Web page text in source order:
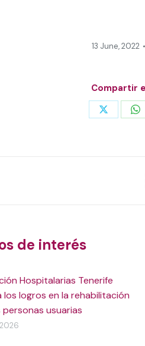
13 June, 2022
Compartir
Share
de interés
Hospitalarias Tenerife
los logros en la rehabilitación
personas usuarias